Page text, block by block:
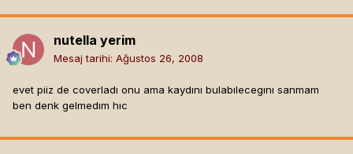
nutella yerim
Mesaj tarihi: Ağustos 26, 2008
evet piiz de coverladı onu ama kaydını bulabılecegını sanmam
ben denk gelmedım hıc